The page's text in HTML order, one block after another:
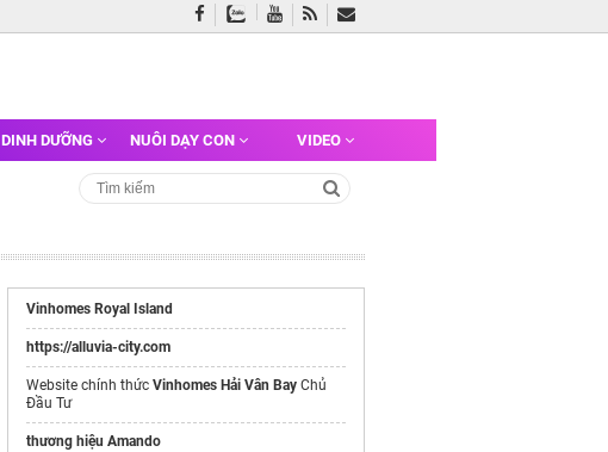
DINH DƯỠNG NUÔI DẠY CON VIDEO
Vinhomes Royal Island
https://alluvia-city.com
Website chính thức Vinhomes Hải Vân Bay Chủ
Đầu Tư
thương hiệu Amando